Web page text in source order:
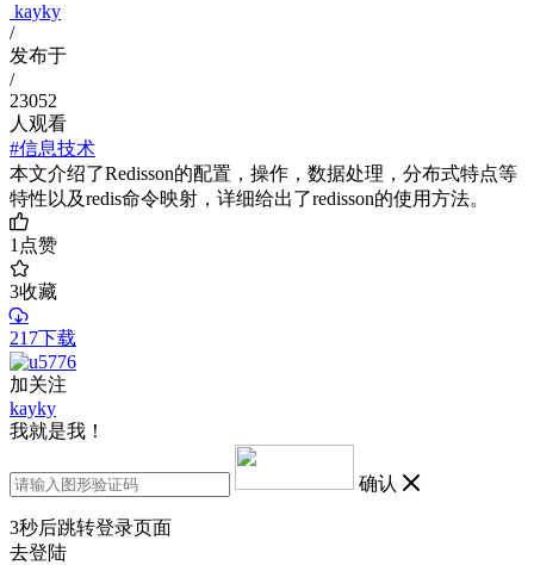
kayky
/
发布于
/
23052
人观看
#信息技术
本文介绍了Redisson的配置，操作，数据处理，分布式特点等
特性以及redis命令映射，详细给出了redisson的使用方法。
1点赞
3收藏
217下载
加关注
kayky
我就是我！
确认
3秒后跳转登录页面
去登陆